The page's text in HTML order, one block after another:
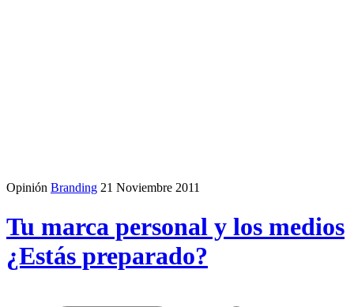
Opinión Branding 21 Noviembre 2011
Tu marca personal y los medios
¿Estás preparado?